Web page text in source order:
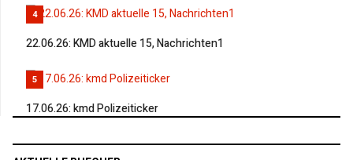
4
22.06.26: KMD aktuelle 15, Nachrichten1
5
17.06.26: kmd Polizeiticker